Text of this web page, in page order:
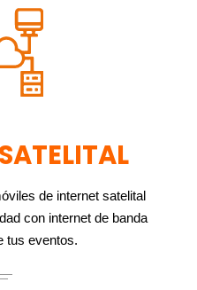
de internet satelital
con internet de banda
tus eventos.